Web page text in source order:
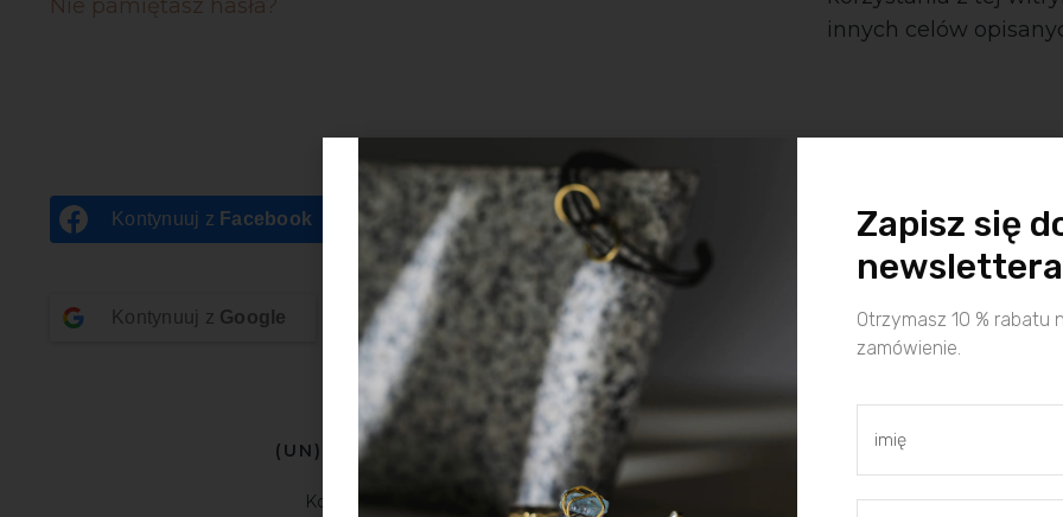
Nie pamiętasz hasła?
innych celów
Kontynuuj z Facebook
Kontynuuj z Google
(UN)POLISHED
Kolejowa 16
O NAS MOJE KONTO
zaloguj / zarejestruj się
Zapisz się
newslettera
Otrzymasz 10 % rabatu
zamówienie.